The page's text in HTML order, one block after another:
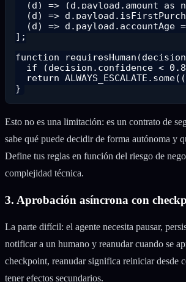
(d) => (d.payload.amount as
(d) =>
(d) => d.payload.accountAge
];
function
if (decision.confidence <
return
Esto no es una limitación: es un contrato de
sabe qué puede decidir de forma autónoma y
Define tus reglas en función del riesgo de
complejidad técnica.
3. Aprobación asíncrona con
La parte difícil: el agente necesita pausar,
notificar a un humano y reanudar cuando se
checkpoint, reanudar significa reiniciar desde
tener efectos secundarios.